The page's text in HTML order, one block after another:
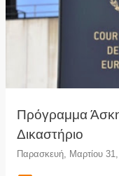
Πρόγραμμα
Δικαστήριο
Παρασκευή, Μαρτίου